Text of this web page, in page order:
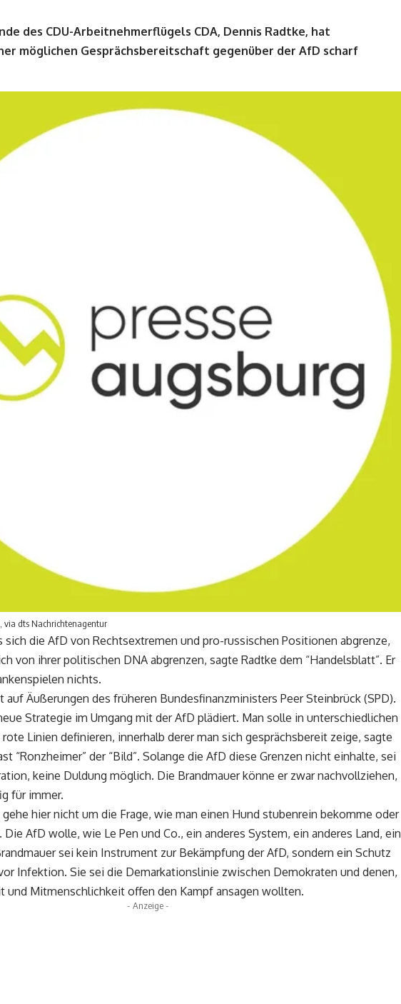
des CDU-Arbeitnehmerflügels CDA, Dennis Radtke, hat
möglichen Gesprächsbereitschaft gegenüber der AfD scharf
via dts Nachrichtenagentur
sich die AfD von Rechtsextremen und pro-russischen Positionen abgrenze,
von ihrer politischen DNA abgrenzen, sagte Radtke dem “Handelsblatt”. Er
nichts.
auf Äußerungen des früheren Bundesfinanzministers Peer Steinbrück (SPD).
Strategie im Umgang mit der AfD plädiert. Man solle in unterschiedlichen
Linien definieren, innerhalb derer man sich gesprächsbereit zeige, sagte
“Ronzheimer” der “Bild”. Solange die AfD diese Grenzen nicht einhalte, sei
keine Duldung möglich. Die Brandmauer könne er zwar nachvollziehen,
für immer.
gehe hier nicht um die Frage, wie man einen Hund stubenrein bekomme oder
AfD wolle, wie Le Pen und Co., ein anderes System, ein anderes Land, ein
sei kein Instrument zur Bekämpfung der AfD, sondern ein Schutz
Infektion. Sie sei die Demarkationslinie zwischen Demokraten und denen,
und Mitmenschlichkeit offen den Kampf ansagen wollten.
- Anzeige -